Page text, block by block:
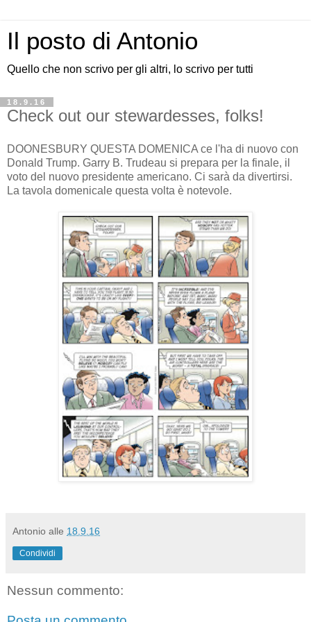
Il posto di Antonio
Quello che non scrivo per gli altri, lo scrivo per tutti
18.9.16
Check out our stewardesses, folks!
DOONESBURY QUESTA DOMENICA ce l'ha di nuovo con
Donald Trump. Garry B. Trudeau si prepara per la finale, il
voto del nuovo presidente americano. Ci sarà da divertirsi.
La tavola domenicale questa volta è notevole.
Antonio alle 18.9.16
Condividi
Nessun commento: